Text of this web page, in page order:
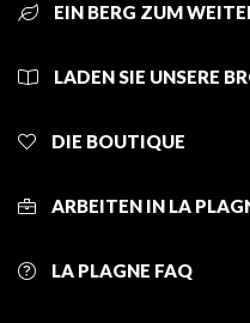
EIN BERG ZUM
LADEN SIE UNSERE
DIE BOUTIQUE
ARBEITEN IN LA
LA PLAGNE FAQ